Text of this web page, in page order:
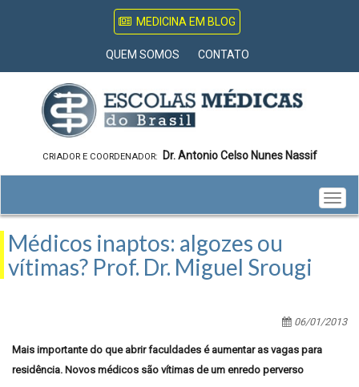
MEDICINA EM BLOG
QUEM SOMOS CONTATO
CRIADOR E COORDENADOR: Dr. Antonio Celso Nunes Nassif
Médicos inaptos: algozes ou
vítimas? Prof. Dr. Miguel Srougi
06/01/2013
Mais importante do que abrir faculdades é aumentar as vagas para
residência. Novos médicos são vítimas de um enredo perverso